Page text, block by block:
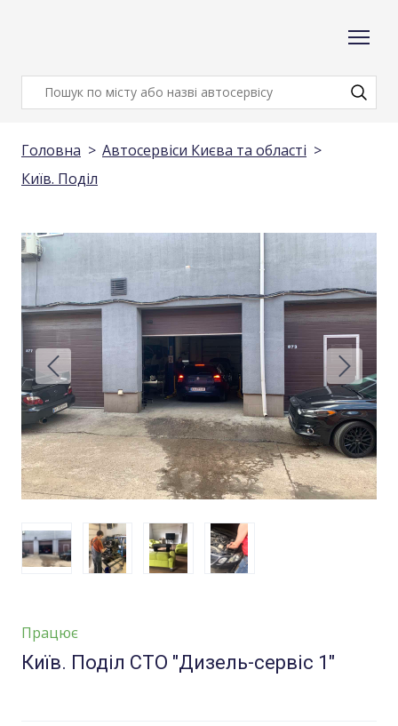
Головна
Автосервіси Києва та області
Київ. Поділ
Працює
Київ. Поділ СТО "Дизель-сервіс 1"